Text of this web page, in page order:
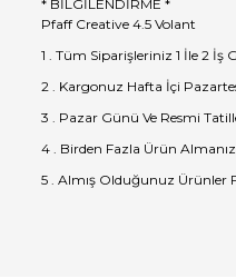
* BİLGİLENDİRME *
Pfaff Creative 4.5 Volant
1 . Tüm Siparişleriniz 1 İle 2
2 . Kargonuz Hafta İçi
3 . Pazar Günü Ve Resmi
4 . Birden Fazla Ürün
5 . Almış Olduğunuz Ürünler